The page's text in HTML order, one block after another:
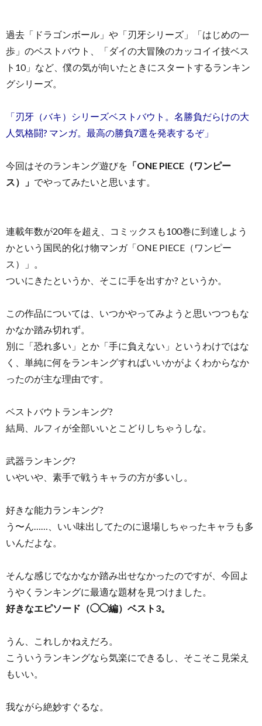
過去「ドラゴンボール」や「刃牙シリーズ」「はじめの一
歩」のベストバウト、「ダイの大冒険のカッコイイ技ベス
ト10」など、僕の気が向いたときにスタートするランキン
グシリーズ。
「刃牙（バキ）シリーズベストバウト。名勝負だらけの大
人気格闘? マンガ。最高の勝負7選を発表するぞ」
今回はそのランキング遊びを 「ONE PIECE（ワンピー
ス）」 でやってみたいと思います。
連載年数が20年を超え、コミックスも100巻に到達しよう
かという国民的化け物マンガ「ONE PIECE（ワンピー
ス）」。
ついにきたというか、そこに手を出すか? というか。
この作品については、いつかやってみようと思いつつもな
かなか踏み切れず。
別に「恐れ多い」とか「手に負えない」というわけではな
く、単純に何をランキングすればいいかがよくわからなか
ったのが主な理由です。
ベストバウトランキング?
結局、ルフィが全部いいとこどりしちゃうしな。
武器ランキング?
いやいや、素手で戦うキャラの方が多いし。
好きな能力ランキング?
う〜ん……、いい味出してたのに退場しちゃったキャラも多
いんだよな。
そんな感じでなかなか踏み出せなかったのですが、今回よ
うやくランキングに最適な題材を見つけました。
好きなエピソード（◯◯編）ベスト3。
うん、これしかねえだろ。
こういうランキングなら気楽にできるし、そこそこ見栄え
もいい。
我ながら絶妙すぐるな。